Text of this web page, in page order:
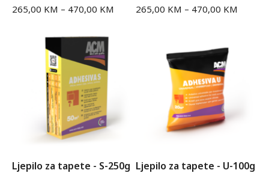
265,00 KM – 470,00 KM 265,00 KM – 470,00 KM
Ljepilo za tapete - S-250g Ljepilo za tapete - U-100g